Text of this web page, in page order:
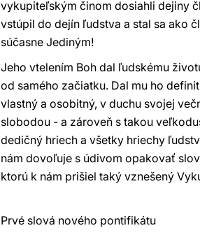
vykupiteľským činom dosiahli dejiny
vstúpil do dejín ľudstva a stal sa ako
súčasne Jediným!
Jeho vtelením Boh dal ľudskému
od samého začiatku. Dal mu ho
vlastný a osobitný, v duchu svojej
slobodou - a zároveň s takou
dedičný hriech a všetky hriechy
nám dovoľuje s údivom opakovať
ktorú k nám prišiel taký vznešený
Prvé slová nového pontifikátu